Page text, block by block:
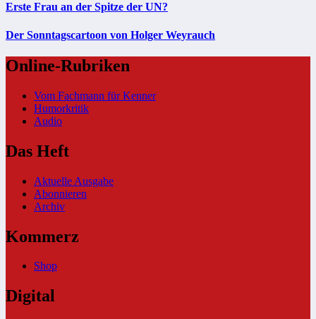
Erste Frau an der Spitze der UN?
Der Sonntagscartoon von Holger Weyrauch
Online-Rubriken
Vom Fachmann für Kenner
Humorkritik
Audio
Das Heft
Aktuelle Ausgabe
Abonnieren
Archiv
Kommerz
Shop
Digital